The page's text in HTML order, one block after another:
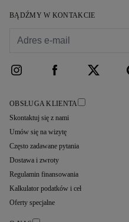
BĄDŹMY W KONTAKCIE
OBSŁUGA KLIENTA
Skontaktuj się z nami
Umów się na wizytę
Często zadawane pytania
Dostawa i zwroty
Regulamin finansowania
Kalkulator podatków i ceł
Oferty specjalne